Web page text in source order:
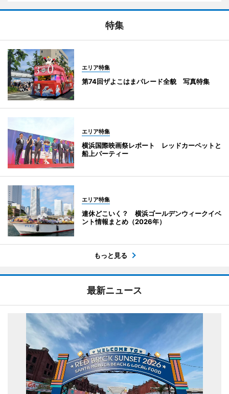
特集
エリア特集
第74回ザよこはまパレード全貌 写真特集
エリア特集
横浜国際映画祭レポート レッドカーペットと
船上パーティー
エリア特集
連休どこいく？ 横浜ゴールデンウィークイベ
ント情報まとめ（2026年）
もっと見る
最新ニュース